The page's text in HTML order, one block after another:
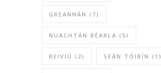
GREANNÁN (7)
NUACHTÁN BÉARLA (5)
REIVIÚ (2) SEÁN TÓIBÍN (1)